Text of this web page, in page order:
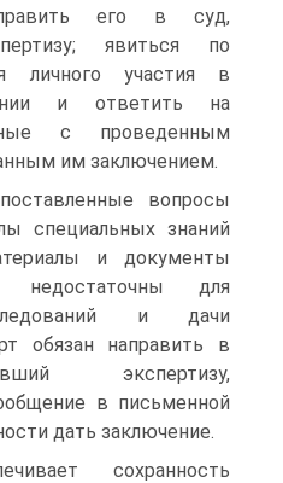
его в суд,
явиться по
личного участия в
и ответить на
с проведенным
им заключением.
вопросы
специальных знаний
и документы
недостаточны для
и дачи
обязан направить в
экспертизу,
в письменной
дать заключение.
сохранность